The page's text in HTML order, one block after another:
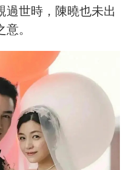
過世時，陳曉也未出
。